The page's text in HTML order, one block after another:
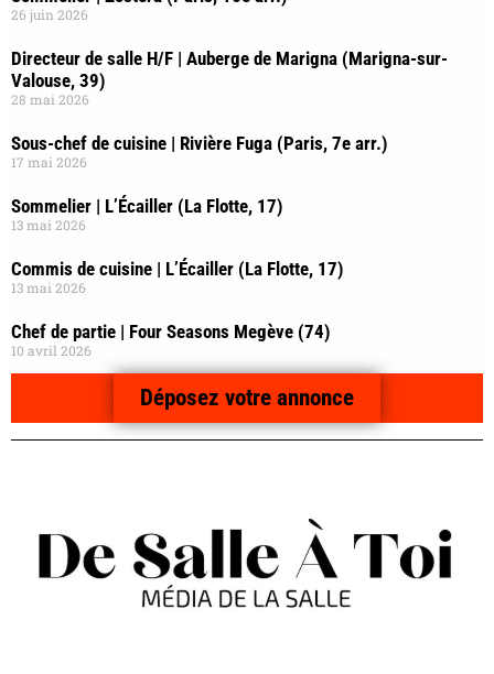
26 juin 2026
Directeur de salle H/F | Auberge de Marigna (Marigna-sur-
Valouse, 39)
28 mai 2026
Sous-chef de cuisine | Rivière Fuga (Paris, 7e arr.)
17 mai 2026
Sommelier | L’Écailler (La Flotte, 17)
13 mai 2026
Commis de cuisine | L’Écailler (La Flotte, 17)
13 mai 2026
Chef de partie | Four Seasons Megève (74)
10 avril 2026
Déposez votre annonce